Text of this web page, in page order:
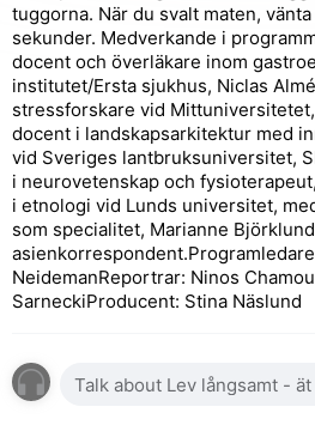
tuggorna. När du svalt maten,
sekunder. Medverkande i
docent och överläkare inom
institutet/Ersta sjukhus, Niclas
stressforskare vid
docent i landskapsarkitektur med
vid Sveriges lantbruksuniversitet,
i neurovetenskap och
i etnologi vid Lunds universitet,
som specialitet, Marianne
NeidemanReportrar: Ninos
SarneckiProducent: Stina Näslund